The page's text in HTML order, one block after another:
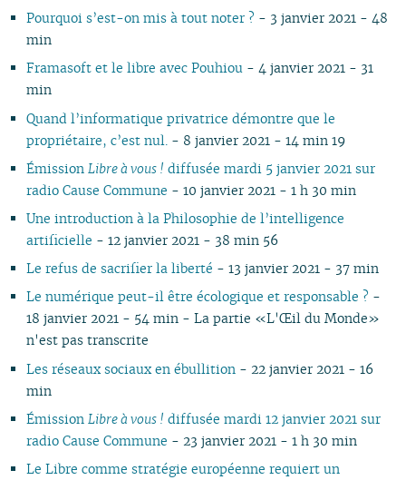
04
02
08
06
03
02
01
08
06
03
02
01
08
06
03
02
01
08
06
03
02
01
09
07
04
03
02
01
09
07
04
03
02
01
09
07
04
03
02
01
09
07
02
10
08
05
04
03
02
01
10
08
05
04
03
02
10
08
04
03
02
09
04
09
07
03
01
10
08
05
04
03
10
08
05
04
03
02
01
10
01
Pourquoi s’est-on mis à tout noter ? - 3 janvier 2021 - 48
min
Framasoft et le libre avec Pouhiou- 4 janvier 2021 - 31
min
Quand l’informatique privatrice démontre que le
propriétaire, c’est nul. - 8 janvier 2021 - 14 min 19
Émission Libre à vous ! diffusée mardi 5 janvier 2021 sur
radio Cause Commune - 10 janvier 2021 - 1 h 30 min
Une introduction à la Philosophie de l’intelligence
artificielle - 12 janvier 2021 - 38 min 56
Le refus de sacrifier la liberté - 13 janvier 2021 - 37 min
Le numérique peut-il être écologique et responsable ? -
18 janvier 2021 - 54 min - La partie «L'Œil du Monde»
n'est pas transcrite
Les réseaux sociaux en ébullition - 22 janvier 2021 - 16
min
Émission Libre à vous ! diffusée mardi 12 janvier 2021 sur
radio Cause Commune - 23 janvier 2021 - 1 h 30 min
Le Libre comme stratégie européenne requiert un